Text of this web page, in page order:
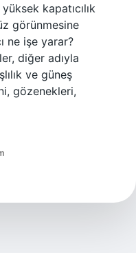
kapatıcılık
görünmesine
ne işe yarar?
diğer adıyla
ve güneş
gözenekleri,